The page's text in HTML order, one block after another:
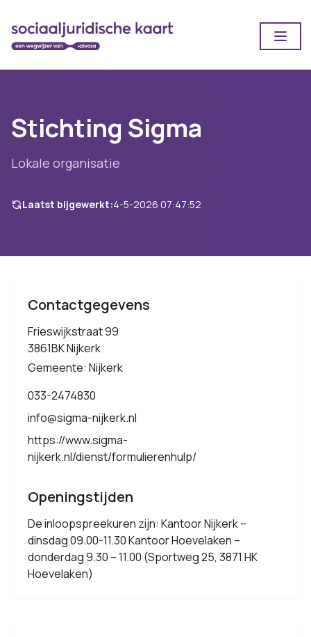
Stichting Sigma
Lokale organisatie
Laatst bijgewerkt:4-5-2026 07:47:52
Contactgegevens
Frieswijkstraat 99
3861BK Nijkerk
Gemeente: Nijkerk
033-2474830
info@sigma-nijkerk.nl
https://www.sigma-
nijkerk.nl/dienst/formulierenhulp/
Openingstijden
De inloopspreekuren zijn: Kantoor Nijkerk –
dinsdag 09.00-11.30 Kantoor Hoevelaken –
donderdag 9.30 – 11.00 (Sportweg 25, 3871 HK
Hoevelaken)